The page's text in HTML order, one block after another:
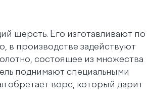
шерсть. Его изготавливают по
в производстве задействуют
состоящее из множества
поднимают специальными
обретает ворс, который дарит